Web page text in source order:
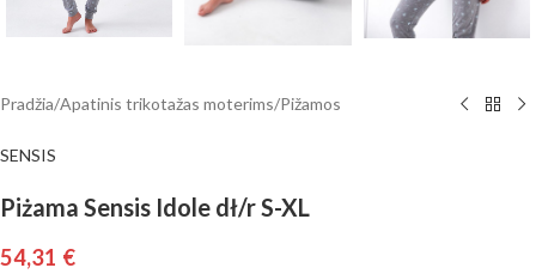
Pradžia/Apatinis trikotažas moterims/Pižamos
SENSIS
Piżama Sensis Idole dł/r S-XL
54,31 €